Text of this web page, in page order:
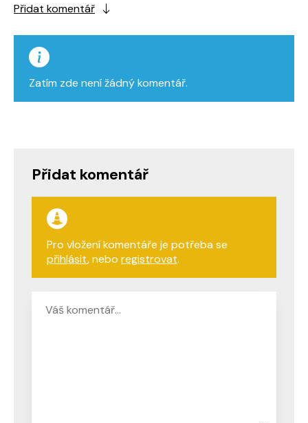
Přidat komentář
Zatím zde není žádný komentář.
Přidat komentář
Pro vložení komentáře je potřeba se
přihlásit, nebo registrovat.